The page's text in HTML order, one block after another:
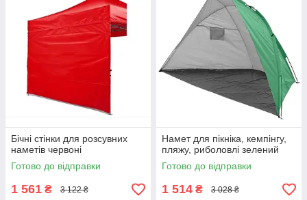
Бічні стінки для розсувних
наметів червоні
Готово до відправки
1 561 ₴ 3 122 ₴
Намет для пікніка, кемпінгу,
пляжу, риболовлі зелений
Готово до відправки
1 514 ₴ 3 028 ₴